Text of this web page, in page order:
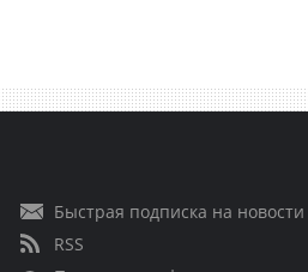
Быстрая подписка на новости
RSS